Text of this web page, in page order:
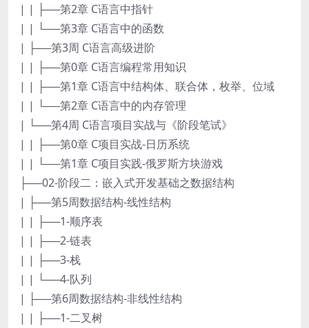
| | ├──第2章 C语言中指针
| | └──第3章 C语言中的函数
| ├──第3周 C语言高级进阶
| | ├──第0章 C语言编程常用知识
| | ├──第1章 C语言中结构体、联合体，枚举、位域
| | └──第2章 C语言中的内存管理
| └──第4周 C语言项目实战与《阶段笔试》
| | ├──第0章 C项目实战-日历系统
| | └──第1章 C项目实践-俄罗斯方块游戏
├──02-阶段二：嵌入式开发基础之数据结构
| ├──第5周数据结构-线性结构
| | ├──1-顺序表
| | ├──2-链表
| | ├──3-栈
| | └──4-队列
| ├──第6周数据结构-非线性结构
| | ├──1-二叉树